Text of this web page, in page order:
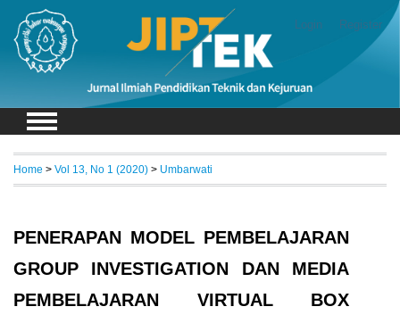
Login Register
Home > Vol 13, No 1 (2020) > Umbarwati
PENERAPAN MODEL PEMBELAJARAN
GROUP INVESTIGATION DAN MEDIA
PEMBELAJARAN VIRTUAL BOX